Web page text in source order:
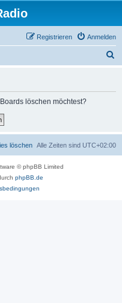
Anmelden
Registrieren
löschen möchtest?
Alle Zeiten sind UTC+02:00
löschen
© phpBB Limited
phpBB.de